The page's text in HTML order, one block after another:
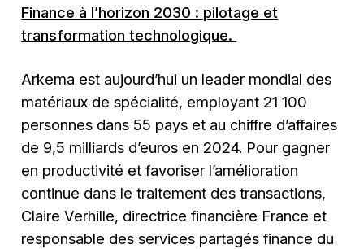
Finance à l’horizon 2030 : pilotage et
transformation technologique.
Arkema est aujourd’hui un leader mondial des
matériaux de spécialité, employant 21 100
personnes dans 55 pays et au chiffre d’affaires
de 9,5 milliards d’euros en 2024. Pour gagner
en productivité et favoriser l’amélioration
continue dans le traitement des transactions,
Claire Verhille, directrice financière France et
responsable des services partagés finance du